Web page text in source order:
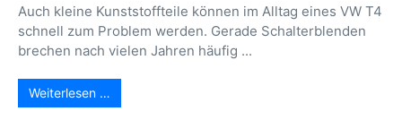
Auch kleine Kunststoffteile können im Alltag eines VW T4
schnell zum Problem werden. Gerade Schalterblenden
brechen nach vielen Jahren häufig ...
Weiterlesen …